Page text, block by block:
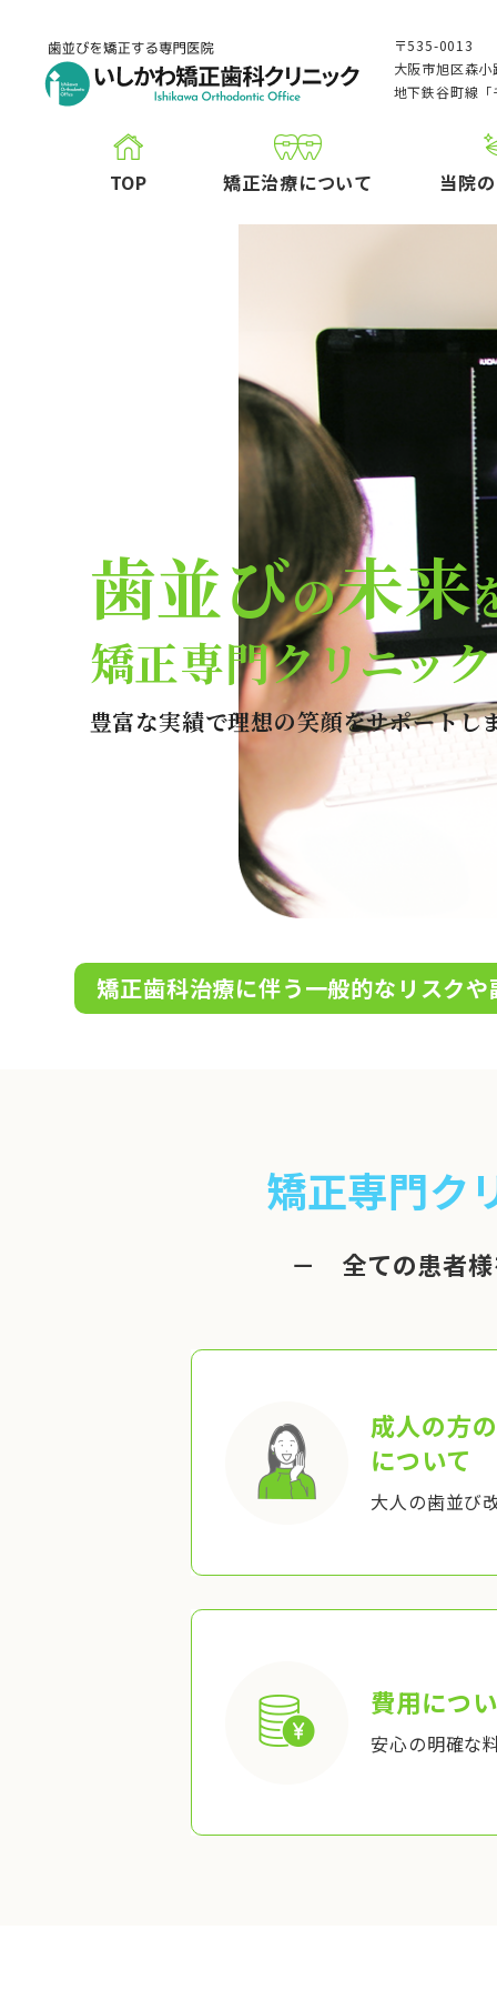
〒535-0013
大阪市旭区森
地下鉄谷町線
TOP 矯正治療について 当院
歯並びの未来
矯正専門クリニック
豊富な実績で理想の笑顔をサポートし
矯正歯科治療に伴う一般的なリスク
矯正専門ク
－ 全ての患者
成人の方
について
大人の歯並び
費用につ
安心の明確な